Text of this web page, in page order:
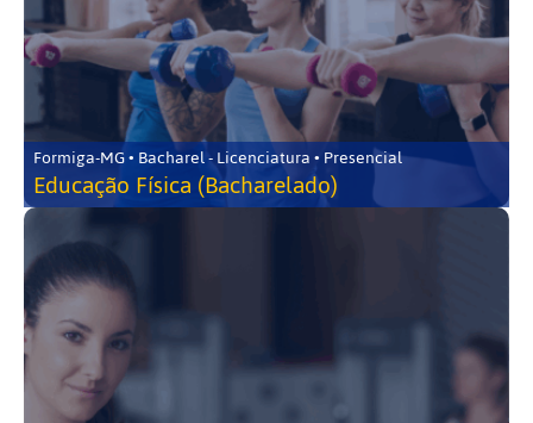
Formiga-MG • Bacharel - Licenciatura • Presencial
Educação Física (Bacharelado)